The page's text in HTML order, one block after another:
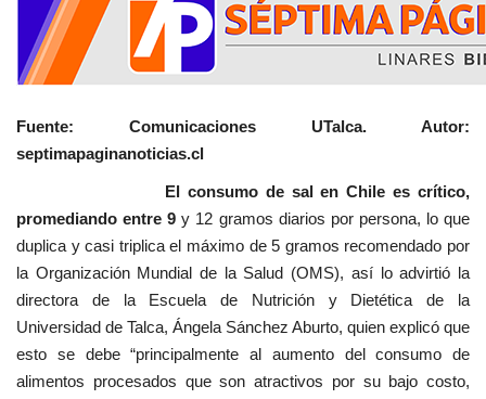
Fuente: Comunicaciones UTalca. Autor:
septimapaginanoticias.cl
El consumo de sal en Chile es crítico,
promediando entre 9 y 12 gramos diarios por persona, lo que
duplica y casi triplica el máximo de 5 gramos recomendado por
la Organización Mundial de la Salud (OMS), así lo advirtió la
directora de la Escuela de Nutrición y Dietética de la
Universidad de Talca, Ángela Sánchez Aburto, quien explicó que
esto se debe “principalmente al aumento del consumo de
alimentos procesados que son atractivos por su bajo costo,